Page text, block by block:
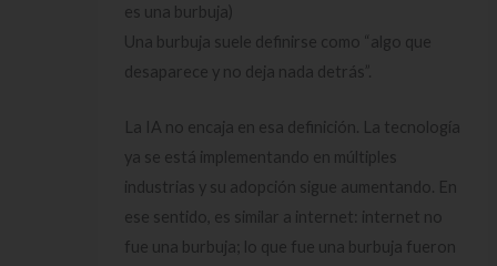
es una burbuja)
Una burbuja suele definirse como “algo que
desaparece y no deja nada detrás”.
La IA no encaja en esa definición. La tecnología
ya se está implementando en múltiples
industrias y su adopción sigue aumentando. En
ese sentido, es similar a internet: internet no
fue una burbuja; lo que fue una burbuja fueron